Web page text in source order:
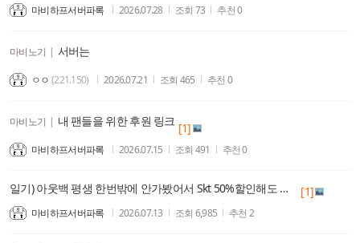
마비하프서버파록 2026.07.28 조회 73 추천0
마비노기 | 서버는
ㅇㅇ (221.150) 2026.07.21 조회 465 추천 0
마비노기 | 내 팬들을 위한 후원 링크 [1]
마비하프서버파록 2026.07.15 조회 491 추천0
일기) 아웃백 평생 한번밖에 안가봤어서 Skt 50%할인해도 잘몰라서 안감 [1]
마비하프서버파록 2026.07.13 조회 6,985 추천 2